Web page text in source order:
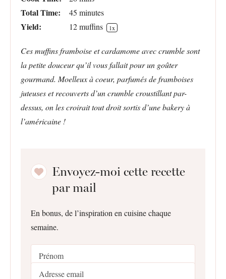
Total Time: 45 minutes
Yield: 12muffins 1x
Ces muffins framboise et cardamome avec crumble sont
la petite douceur qu’il vous fallait pour un goûter
gourmand. Moelleux à coeur, parfumés de framboises
juteuses et recouverts d’un crumble croustillant par-
dessus, on les croirait tout droit sortis d’une bakery à
l’américaine !
Envoyez-moi cette recette
par mail
En bonus, de l’inspiration en cuisine chaque
semaine.